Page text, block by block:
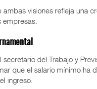
ambas visiones refleja una
secretario del Trabajo y
que el salario mínimo ha
ingreso.